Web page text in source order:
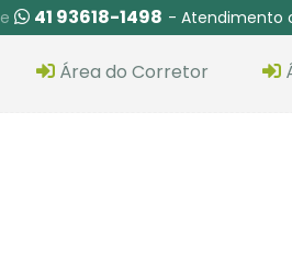
e 41 93618-1498 - Atendimento
Área do Corretor